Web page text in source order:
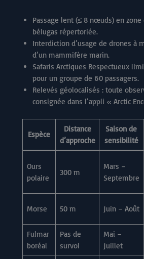
Passage lent (≤ 8 nœuds) en zone
bélugas répertoriée.
Interdiction d’usage de drones à
d’un mammifère marin.
Safaris Arctiques Respectueux
pour un groupe de 60 passagers.
Relevés géolocalisés : toute
consignée dans l’appli « Arctic
Espèce
Distance
d’approche
Saison de
sensibilité
Ours
polaire
300 m
Mars –
Septembre
Morse 50 m Juin – Août
Fulmar
boréal
Pas de
survol
Mai –
Juillet